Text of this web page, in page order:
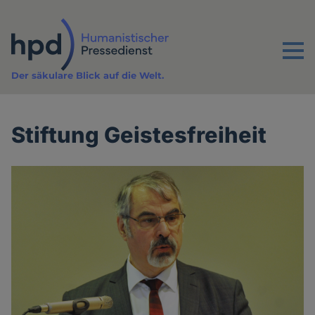
Inhalt
Menu
Der säkulare Blick auf die Welt.
Stiftung Geistesfreiheit